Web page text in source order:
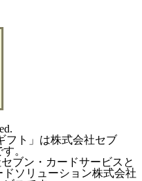
フト」は株式会社セブ
。
ブン・カードサービスと
ソリューション株式会社